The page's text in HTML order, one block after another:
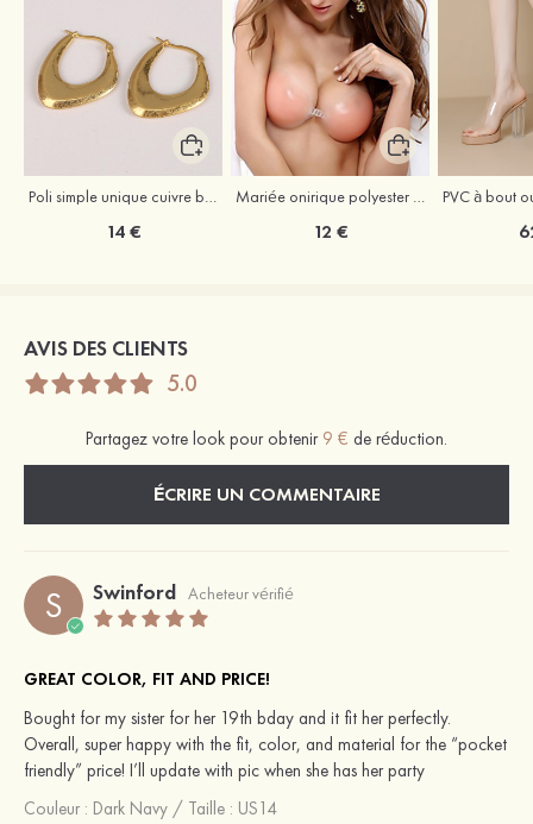
14 € 12 €
AVIS DES CLIENTS
5.0
Partagez votre look pour obtenir 9 € de réduction.
ÉCRIRE UN COMMENTAIRE
S Swinford Acheteur vérifié
GREAT COLOR, FIT AND PRICE!
Bought for my sister for her 19th bday and it fit her perfectly.
Overall, super happy with the fit, color, and material for the “pocket
friendly” price! I’ll update with pic when she has her party
Couleur : Dark Navy / Taille : US14